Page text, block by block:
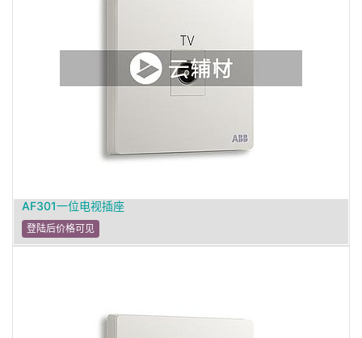
AF301一位电视插座
登陆后价格可见